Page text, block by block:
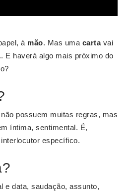
à mão. Mas uma cartavai
E haverá algo mais próximo do
possuem muitas regras, mas
íntima, sentimental. É,
específico.
e data, saudação, assunto,